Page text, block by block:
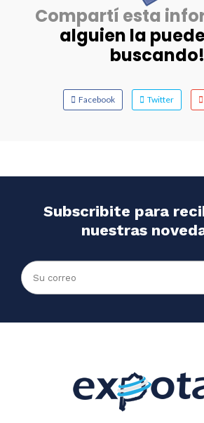
Compartí esta
alguien la
buscando!
Facebook Twitter
Subscribite para
nuestras